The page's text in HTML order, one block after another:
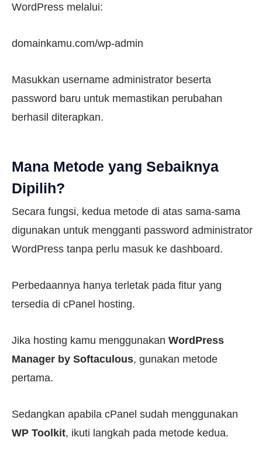
WordPress melalui:
domainkamu.com/wp-admin
Masukkan username administrator beserta
password baru untuk memastikan perubahan
berhasil diterapkan.
Mana Metode yang Sebaiknya
Dipilih?
Secara fungsi, kedua metode di atas sama-sama
digunakan untuk mengganti password administrator
WordPress tanpa perlu masuk ke dashboard.
Perbedaannya hanya terletak pada fitur yang
tersedia di cPanel hosting.
Jika hosting kamu menggunakan WordPress
Manager by Softaculous, gunakan metode
pertama.
Sedangkan apabila cPanel sudah menggunakan
WP Toolkit, ikuti langkah pada metode kedua.